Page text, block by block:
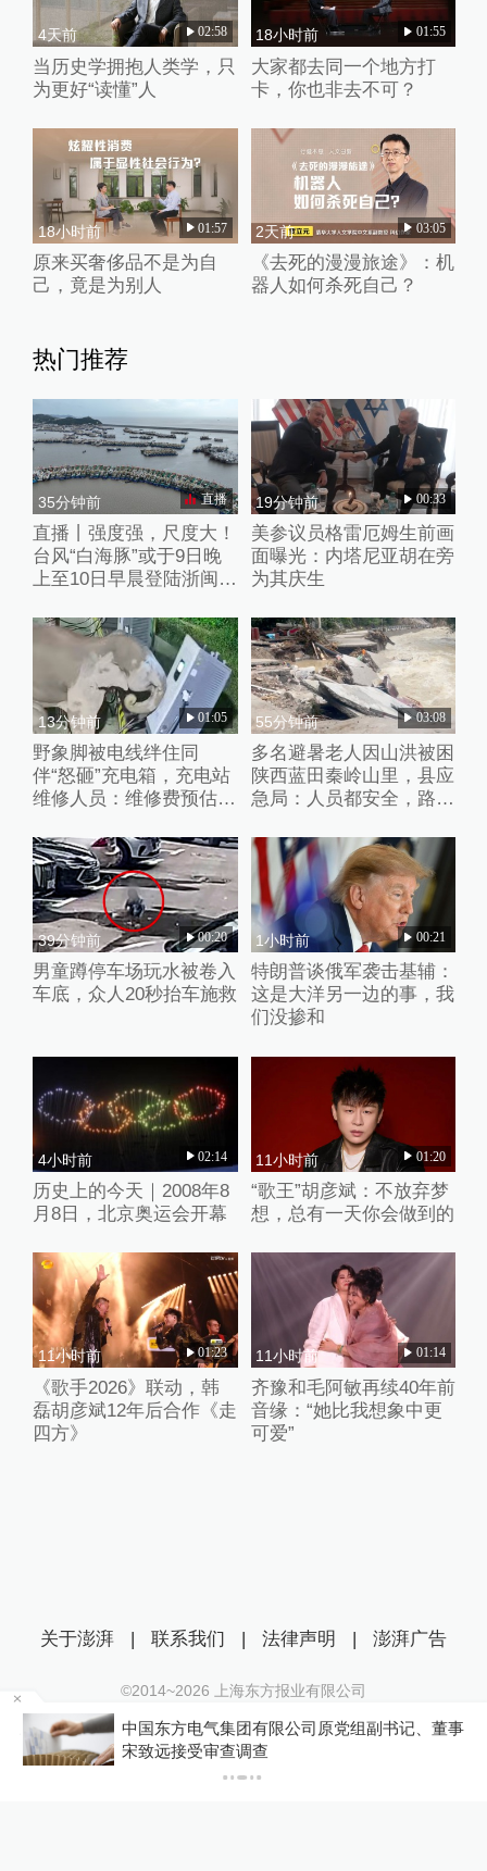
4天前 02:58
当历史学拥抱人类学，只
为更好“读懂”人
18小时前 01:55
大家都去同一个地方打
卡，你也非去不可？
18小时前 01:57
原来买奢侈品不是为自
己，竟是为别人
2天前 03:05
《去死的漫漫旅途》：机
器人如何杀死自己？
热门推荐
35分钟前 直播
直播丨强度强，尺度大！
台风“白海豚”或于9日晚
上至10日早晨登陆浙闽沿
19分钟前 00:33
美参议员格雷厄姆生前画
面曝光：内塔尼亚胡在旁
为其庆生
13分钟前 01:05
野象脚被电线绊住同
伴“怒砸”充电箱，充电站
维修人员：维修费预估2
55分钟前 03:08
多名避暑老人因山洪被困
陕西蓝田秦岭山里，县应
急局：人员都安全，路暂
39分钟前 00:20
男童蹲停车场玩水被卷入
车底，众人20秒抬车施救
1小时前 00:21
特朗普谈俄军袭击基辅：
这是大洋另一边的事，我
们没掺和
4小时前 02:14
历史上的今天｜2008年8
月8日，北京奥运会开幕
11小时前 01:20
“歌王”胡彦斌：不放弃梦
想，总有一天你会做到的
11小时前 01:23
《歌手2026》联动，韩
磊胡彦斌12年后合作《走
四方》
11小时前 01:14
齐豫和毛阿敏再续40年前
音缘：“她比我想象中更
可爱”
中国东方电气集团有限公司原党组副书记、董事
宋致远接受审查调查
关于澎湃 | 联系我们 | 法律声明 | 澎湃广告
©2014~2026 上海东方报业有限公司
沪ICP证：沪B2-20170116 | 沪ICP备14003370号
互联网新闻信息服务许可证：31120170006
沪公网安备 31010602000299号